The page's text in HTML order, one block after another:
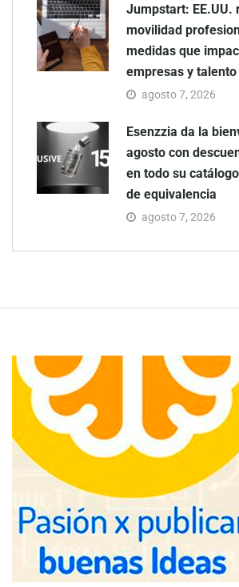
Jumpstart: EE.UU.
movilidad
medidas que
empresas y talento
agosto 7, 2026
Esenzzia da la
agosto con
en todo su
de equivalencia
agosto 7, 2026